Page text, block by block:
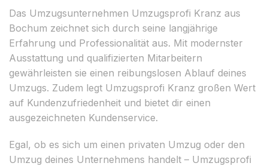
Das Umzugsunternehmen Umzugsprofi Kranz aus
Bochum zeichnet sich durch seine langjährige
Erfahrung und Professionalität aus. Mit modernster
Ausstattung und qualifizierten Mitarbeitern
gewährleisten sie einen reibungslosen Ablauf deines
Umzugs. Zudem legt Umzugsprofi Kranz großen Wert
auf Kundenzufriedenheit und bietet dir einen
ausgezeichneten Kundenservice.
Egal, ob es sich um einen privaten Umzug oder den
Umzug deines Unternehmens handelt – Umzugsprofi